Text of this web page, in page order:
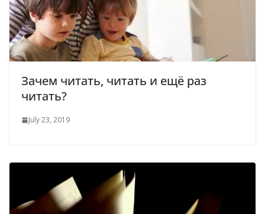
Зачем читать, читать и ещё раз
читать?
July 23, 2019